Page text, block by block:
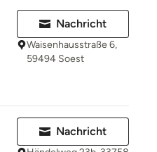
Nachricht
Waisenhausstraße 6,
59494 Soest
Nachricht